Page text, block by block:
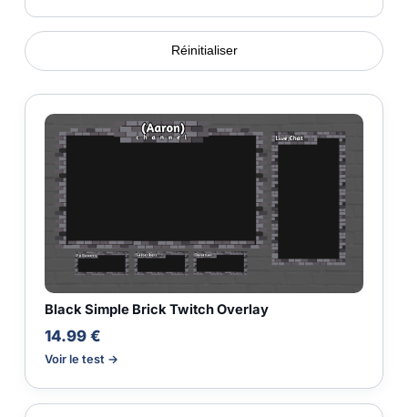
Réinitialiser
Black Simple Brick Twitch Overlay
14.99 €
Voir le test →